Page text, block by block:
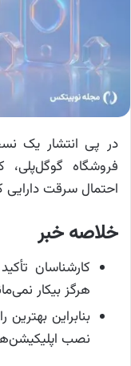
فروشگاه
احتمال سرقت دارایی
خلاصه خبر
کارشناسان
هرگز بیکار
بنابراین
نصب